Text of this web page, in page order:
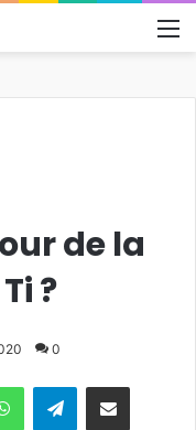
de la
?
0
WhatsAppTelegramPargater via Email